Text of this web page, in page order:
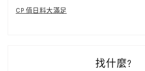
CP 值日料大滿足
找什麼?